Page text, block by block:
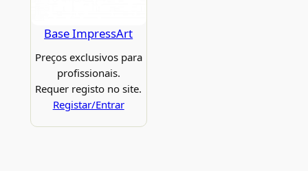
Base ImpressArt
Preços exclusivos para
profissionais.
Requer registo no site.
Registar/Entrar